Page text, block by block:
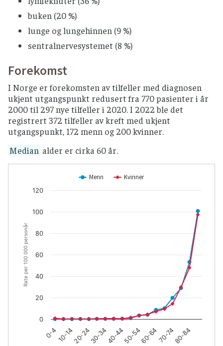
buken (20 %)
lunge og lungehinnen (9 %)
sentralnervesystemet (8 %)
Forekomst
I Norge er forekomsten av tilfeller med diagnosen
ukjent utgangspunkt redusert fra 770 pasienter i år
2000 til 297 nye tilfeller i 2020. I 2022 ble det
registrert 372 tilfeller av kreft med ukjent
utgangspunkt, 172 menn og 200 kvinner.
Median alder er cirka 60 år.
Rate per 100 000 personår
Menn Kvinner
0-410-1420-2430-3440-4450-5460-6470-7480-84
0
20
40
60
80
100
120